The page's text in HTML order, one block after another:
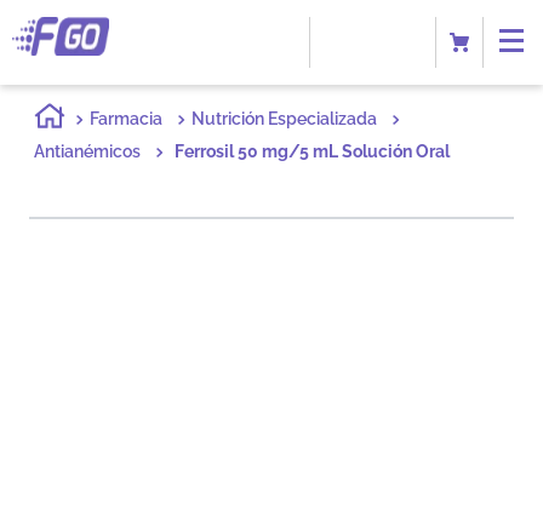
Farmacia
Nutrición Especializada
Antianémicos
Ferrosil 50 mg/5 mL Solución Oral